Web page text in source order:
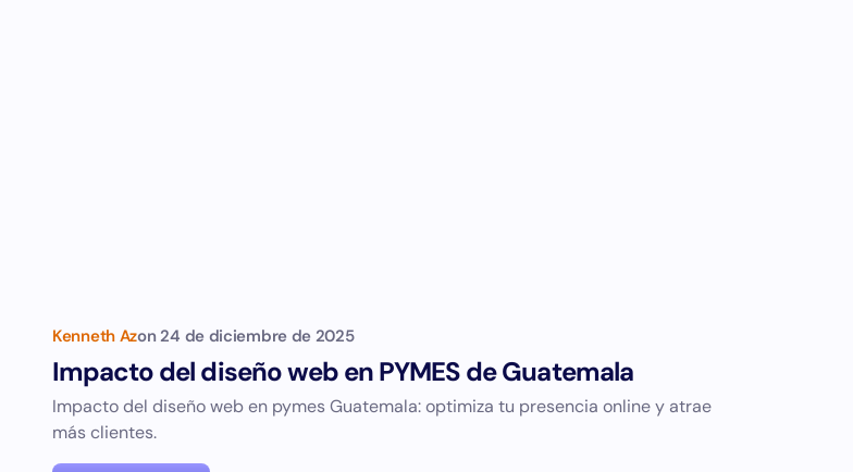
Kenneth Azon 24 de diciembre de 2025
Impacto del diseño web en PYMES de Guatemala
Impacto del diseño web en pymes Guatemala: optimiza tu presencia online y atrae
más clientes.